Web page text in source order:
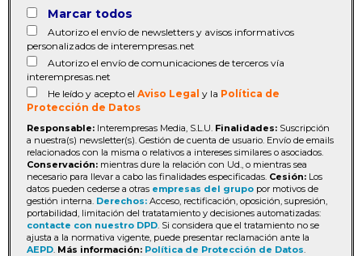
Marcar todos
Autorizo el envío de newsletters y avisos informativos
personalizados de interempresas.net
Autorizo el envío de comunicaciones de terceros vía
interempresas.net
He leído y acepto el Aviso Legal y la Política de
Protección de Datos
Responsable: Interempresas Media, S.L.U. Finalidades: Suscripción
a nuestra(s) newsletter(s). Gestión de cuenta de usuario. Envío de emails
relacionados con la misma o relativos a intereses similares o asociados.
Conservación: mientras dure la relación con Ud., o mientras sea
necesario para llevar a cabo las finalidades especificadas. Cesión: Los
datos pueden cederse a otras empresas del grupo por motivos de
gestión interna. Derechos: Acceso, rectificación, oposición, supresión,
portabilidad, limitación del tratatamiento y decisiones automatizadas:
contacte con nuestro DPD. Si considera que el tratamiento no se
ajusta a la normativa vigente, puede presentar reclamación ante la
AEPD. Más información: Política de Protección de Datos.